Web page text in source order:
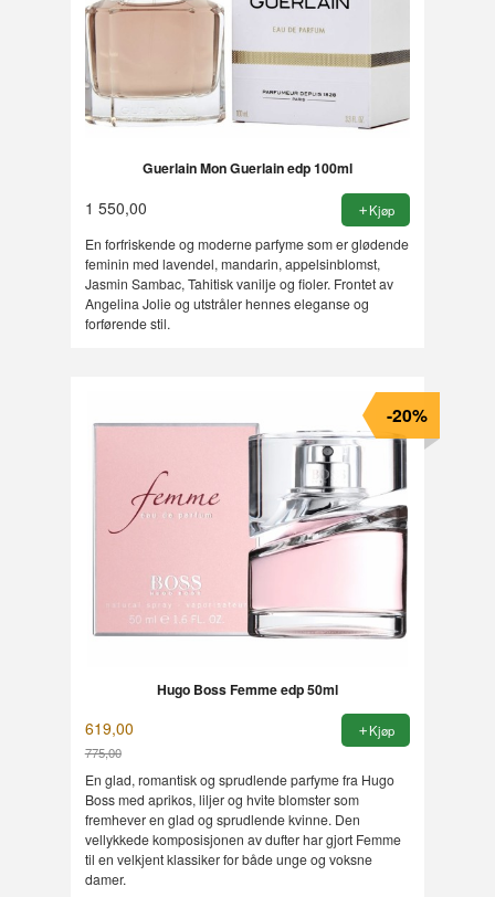
Guerlain Mon Guerlain edp 100ml
1 550,00 Kjøp
En forfriskende og moderne parfyme som er glødende
feminin med lavendel, mandarin, appelsinblomst,
Jasmin Sambac, Tahitisk vanilje og fioler. Frontet av
Angelina Jolie og utstråler hennes eleganse og
forførende stil.
Hugo Boss Femme edp 50ml
619,00
775,00
Rabatt
-20%
Kjøp
En glad, romantisk og sprudlende parfyme fra Hugo
Boss med aprikos, liljer og hvite blomster som
fremhever en glad og sprudlende kvinne. Den
vellykkede komposisjonen av dufter har gjort Femme
til en velkjent klassiker for både unge og voksne
damer.